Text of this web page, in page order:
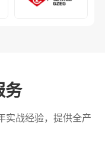
务
实战经验，提供全产